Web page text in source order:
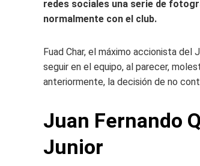
redes sociales una serie de
normalmente con el club.
Fuad Char, el máximo accionista del
seguir en el equipo, al parecer,
anteriormente, la decisión de no
Juan Fernando
Junior